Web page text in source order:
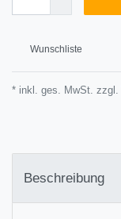
Wunschliste
* inkl. ges. MwSt. zzgl.
Beschreibung